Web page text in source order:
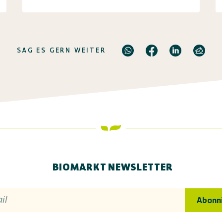
SAG ES GERN WEITER
BIOMARKT NEWSLETTER